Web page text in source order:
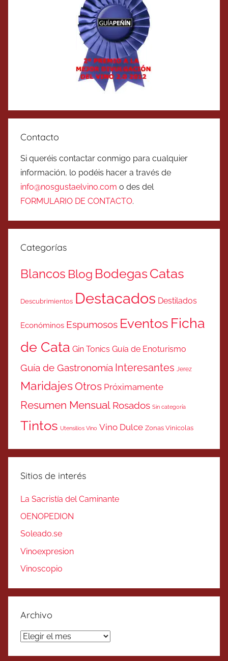
Contacto
Si queréis contactar conmigo para cualquier
información, lo podéis hacer a través de
info@nosgustaelvino.com o des del
FORMULARIO DE CONTACTO.
Categorías
Blancos Blog BodegasCatas
Descubrimientos Destacados Destilados
Económinos Espumosos Eventos Ficha
de Cata Gin Tonics Guía de Enoturismo
Guía de Gastronomía Interesantes Jerez
MaridajesOtros Próximamente
Resumen Mensual Rosados Sin categoría
Tintos Utensilios Vino Vino Dulce Zonas Vinicolas
Sitios de interés
La Sacristía del Caminante
OENOPEDION
Soleado.se
Vinoexpresion
Vinoscopio
Archivo
Archivo